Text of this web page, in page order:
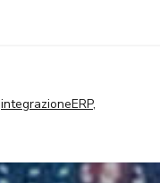
integrazioneERP,